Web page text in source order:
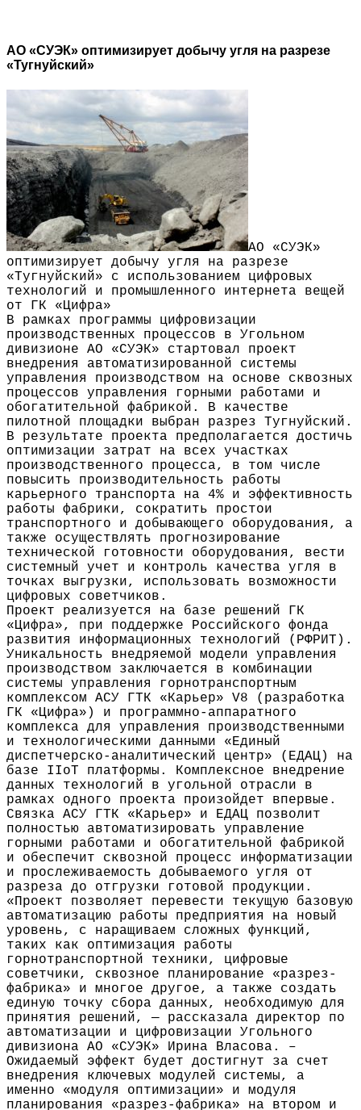
АО «СУЭК» оптимизирует добычу угля на разрезе
«Тугнуйский»
АО «СУЭК»
оптимизирует добычу угля на разрезе
«Тугнуйский» с использованием цифровых
технологий и промышленного интернета вещей
от ГК «Цифра»
В рамках программы цифровизации
производственных процессов в Угольном
дивизионе АО «СУЭК» стартовал проект
внедрения автоматизированной системы
управления производством на основе сквозных
процессов управления горными работами и
обогатительной фабрикой. В качестве
пилотной площадки выбран разрез Тугнуйский.
В результате проекта предполагается достичь
оптимизации затрат на всех участках
производственного процесса, в том числе
повысить производительность работы
карьерного транспорта на 4% и эффективность
работы фабрики, сократить простои
транспортного и добывающего оборудования, а
также осуществлять прогнозирование
технической готовности оборудования, вести
системный учет и контроль качества угля в
точках выгрузки, использовать возможности
цифровых советчиков.
Проект реализуется на базе решений ГК
«Цифра», при поддержке Российского фонда
развития информационных технологий (РФРИТ).
Уникальность внедряемой модели управления
производством заключается в комбинации
системы управления горнотранспортным
комплексом АСУ ГТК «Карьер» V8 (разработка
ГК «Цифра») и программно-аппаратного
комплекса для управления производственными
и технологическими данными «Единый
диспетчерско-аналитический центр» (ЕДАЦ) на
базе IIoT платформы. Комплексное внедрение
данных технологий в угольной отрасли в
рамках одного проекта произойдет впервые.
Связка АСУ ГТК «Карьер» и ЕДАЦ позволит
полностью автоматизировать управление
горными работами и обогатительной фабрикой
и обеспечит сквозной процесс информатизации
и прослеживаемость добываемого угля от
разреза до отгрузки готовой продукции.
«Проект позволяет перевести текущую базовую
автоматизацию работы предприятия на новый
уровень, с наращиваем сложных функций,
таких как оптимизация работы
горнотранспортной техники, цифровые
советчики, сквозное планирование «разрез-
фабрика» и многое другое, а также создать
единую точку сбора данных, необходимую для
принятия решений, — рассказала директор по
автоматизации и цифровизации Угольного
дивизиона АО «СУЭК» Ирина Власова. –
Ожидаемый эффект будет достигнут за счет
внедрения ключевых модулей системы, а
именно «модуля оптимизации» и модуля
планирования «разрез-фабрика» на втором и